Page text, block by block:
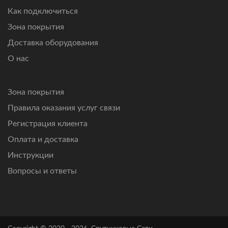
Как подключиться
Зона покрытия
Доставка оборудования
О нас
Зона покрытия
Правила оказания услуг связи
Регистрация клиента
Оплата и доставка
Инструкции
Вопросы и ответы